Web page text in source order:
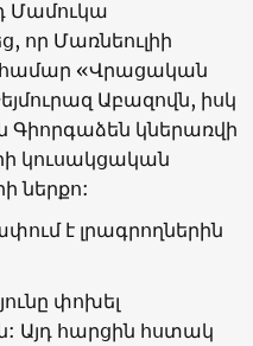
Մամուկա
որ Մառնեուլիի
«Վրացական
Աբազովն, իսկ
Գիորգաձեն կներառվի
կուսակցական
ներքո:
է լրագրողներին
փոխել
Այդ հարցին հստակ